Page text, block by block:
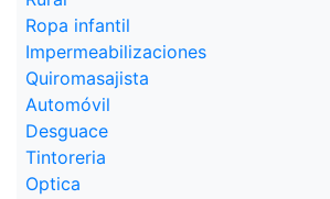
Ropa infantil
Impermeabilizaciones
Quiromasajista
Automóvil
Desguace
Tintoreria
Optica